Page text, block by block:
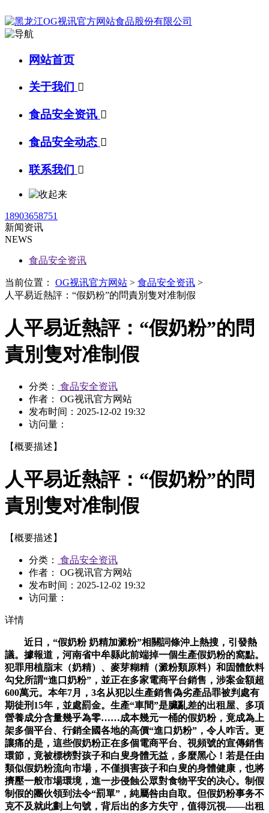
网站首页
关于我们 
食品安全资讯 
食品安全动态 
联系我们 
18903658751
新闻资讯
NEWS
食品安全资讯
当前位置： OG视讯官方网站 > 食品安全资讯 >
人平易近熱評：“假奶粉”的問責別隻对准制假
人平易近熱評：“假奶粉”的問
責別隻对准制假
分类：
食品安全资讯
作者： OG视讯官方网站
发布时间： 2025-12-02 19:32
访问量：
【概要描述】
人平易近熱評：“假奶粉”的問
責別隻对准制假
【概要描述】
分类：
食品安全资讯
作者： OG视讯官方网站
发布时间： 2025-12-02 19:32
访问量：
详情
近日，“假奶粉 奶精加澱粉”相關詞條沖上熱搜，引發熱
議。據報道，河南省中牟縣此前端掉一個生產假奶粉的窩點。
犯罪用植脂末（奶精）、麥芽糊精（澱粉類原料）和固體飲料
勾兌所謂“進口奶粉”，並正在多家電商平台銷售，涉案金額超
600萬元。本年7月，3名从犯以生產銷售偽劣產品罪被判處有
期徒刑15年，並處罰金。生產“車間”是臟亂差的出租屋、多項
營養成分含量幾乎為零……成本幾元一桶的假奶粉，竟成為上
架多個平台、行銷全國各地的高價“進口奶粉”，令人咋舌。更
讓痛的是，這些假奶粉正在多個電商平台、視頻號的宣傳銷售
環節，竟被標榜對孩子和白叟身體无益，多麼黑心！若是任由
類似假奶粉流向市場，不僅損害孩子和白叟的身體健康，也將
擠壓一般市場環境，進一步侵蝕公眾對食物平安的决心。制假
制假的團伙領到法令“罰單”，純屬咎由自取。但假奶粉事务不
克不及就此劃上句號，背后出的多方失守，值得沉視——出租